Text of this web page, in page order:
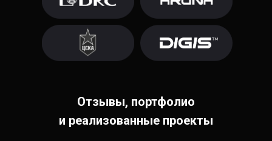
Отзывы, портфолио
и реализованные проекты